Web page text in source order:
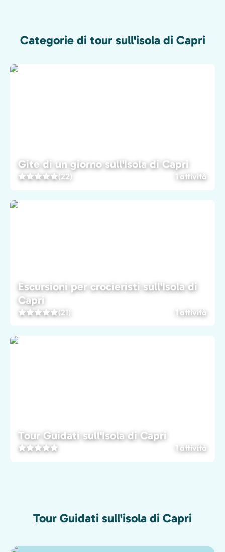
Categorie di tour sull'isola di Capri
Gite di un giorno sull'Isola di Capri
(22) 1 attività
Escursioni per crocieristi sull'Isola di
Capri
(21) 1 attività
Tour Guidati sull'Isola di Capri
1 attività
Tour Guidati sull'isola di Capri